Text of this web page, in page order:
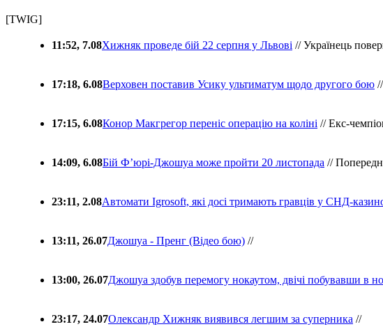
[TWIG]
11:52, 7.08Хижняк проведе бій 22 серпня у Львові // Українець
17:18, 6.08Верховен поставив Усику ультиматум щодо другого бою
17:15, 6.08Конор Макгрегор переніс операцію на коліні // Екс-
14:09, 6.08Бій Ф’юрі-Джошуа може пройти 20 листопада //
23:11, 2.08Автомати Igrosoft, які досі тримають гравців у СНД-
13:11, 26.07Джошуа - Пренг (Відео бою) //
13:00, 26.07Джошуа здобув перемогу нокаутом, двічі побувавши в
23:17, 24.07Олександр Хижняк виявився легшим за суперника //